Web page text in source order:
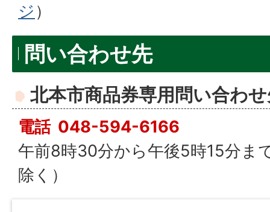
ジ ）
問い合わせ先
北本市商品券専用問い合わ
電話 048-594-6166
午前8時30分から午後5時15分ま
除く）